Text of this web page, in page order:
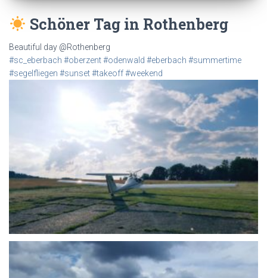
Schöner Tag in Rothenberg
Beautiful day @Rothenberg
#sc_eberbach #oberzent#odenwald #eberbach #summertime
#segelfliegen #sunset#takeoff#weekend